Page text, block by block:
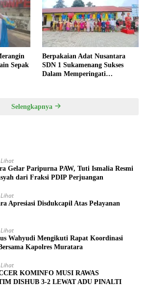
Sepak
Berpakaian Adat Nusantara
SDN 1 Sukamenang Sukses
Dalam Memperingati
Selengkapnya
Gelar Paripurna PAW, Tuti Ismalia Resmi
dari Fraksi PDIP Perjuangan
Apresiasi Disdukcapil Atas Pelayanan
Wahyudi Mengikuti Rapat Koordinasi
Kapolres Muratara
KOMINFO MUSI RAWAS
DISHUB 3-2 LEWAT ADU PINALTI